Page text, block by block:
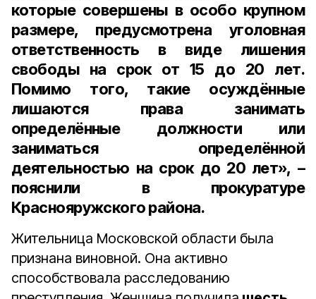
которые совершены в особо крупном
размере, предусмотрена уголовная
ответственность в виде лишения
свободы на срок от 15 до 20 лет.
Помимо того, такие осуждённые
лишаются права занимать
определённые должности или
заниматься определённой
деятельностью на срок до 20 лет», –
пояснили в прокуратуре
Краснояружского района.
Жительница Московской области была
признана виновной. Она активно
способствовала расследованию